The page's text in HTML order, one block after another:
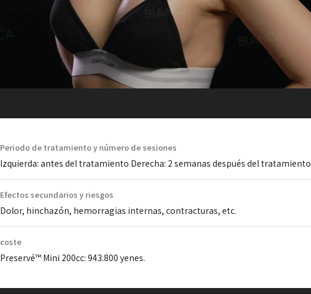
Periodo de tratamiento y número de sesiones
Izquierda: antes del tratamiento Derecha: 2 semanas después del tratamiento
Efectos secundarios y riesgos
Dolor, hinchazón, hemorragias internas, contracturas, etc.
coste
Preservé™ Mini 200cc: 943.800 yenes.